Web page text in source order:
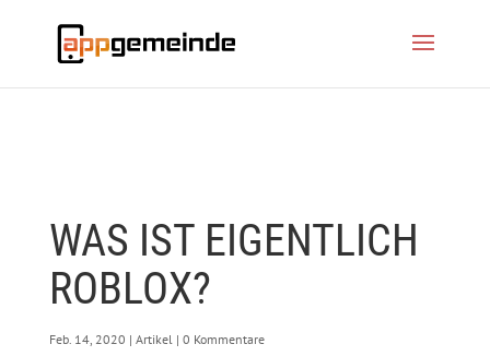
WAS IST EIGENTLICH
ROBLOX?
Feb. 14, 2020 | Artikel| 0 Kommentare